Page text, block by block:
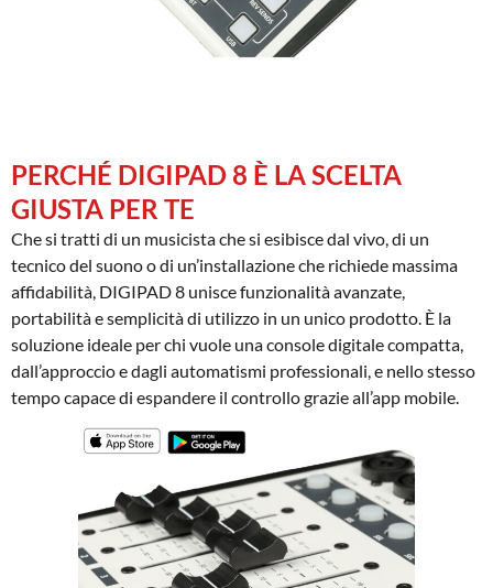
PERCHÉ DIGIPAD 8 È LA SCELTA
GIUSTA PER TE
Che si tratti di un musicista che si esibisce dal vivo, di un
tecnico del suono o di un’installazione che richiede massima
affidabilità, DIGIPAD 8 unisce funzionalità avanzate,
portabilità e semplicità di utilizzo in un unico prodotto. È la
soluzione ideale per chi vuole una console digitale compatta,
dall’approccio e dagli automatismi professionali, e nello stesso
tempo capace di espandere il controllo grazie all’app mobile.